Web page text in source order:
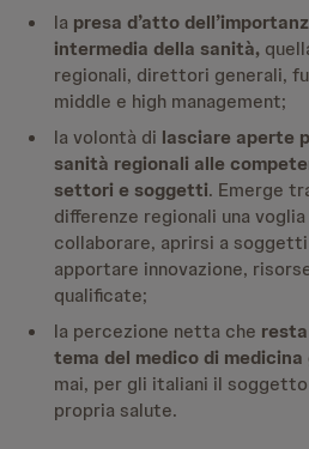
la presa d’atto
intermedia della sanità,
regionali, direttori generali,
middle e high management;
la volontà di lasciare aperte
sanità regionali alle
settori e soggetti. Emerge
differenze regionali una
collaborare, aprirsi a
apportare innovazione,
qualificate;
la percezione netta che
tema del medico di medicina
mai, per gli italiani il
propria salute.